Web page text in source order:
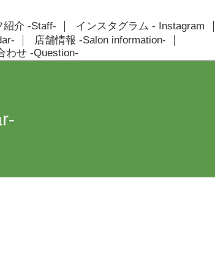
紹介 -Staff-
インスタグラム - Instagram
店舗情報 -Salon information-
わせ -Question-